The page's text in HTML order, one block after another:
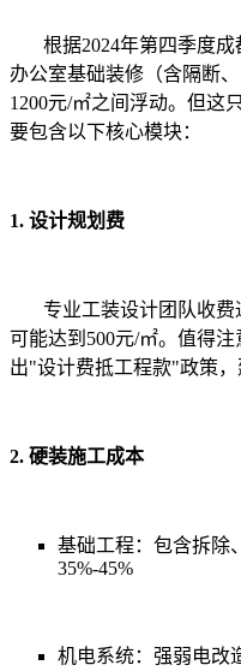
根据2024年第四季度
办公室基础装修（含隔断
1200元/㎡之间浮动。但这
要包含以下核心模块：
1. 设计规划费
专业工装设计团队收费
可能达到500元/㎡。值得
出"设计费抵工程款"政策，
2. 硬装施工成本
基础工程： 包含拆除
35%-45%
机电系统： 强弱电改